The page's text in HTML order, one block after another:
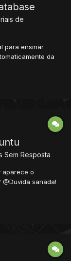
de
para ensinar
da
com o
Sem Resposta
aparece o
sanada!